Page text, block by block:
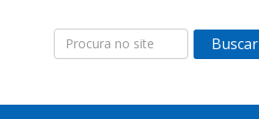
Buscar